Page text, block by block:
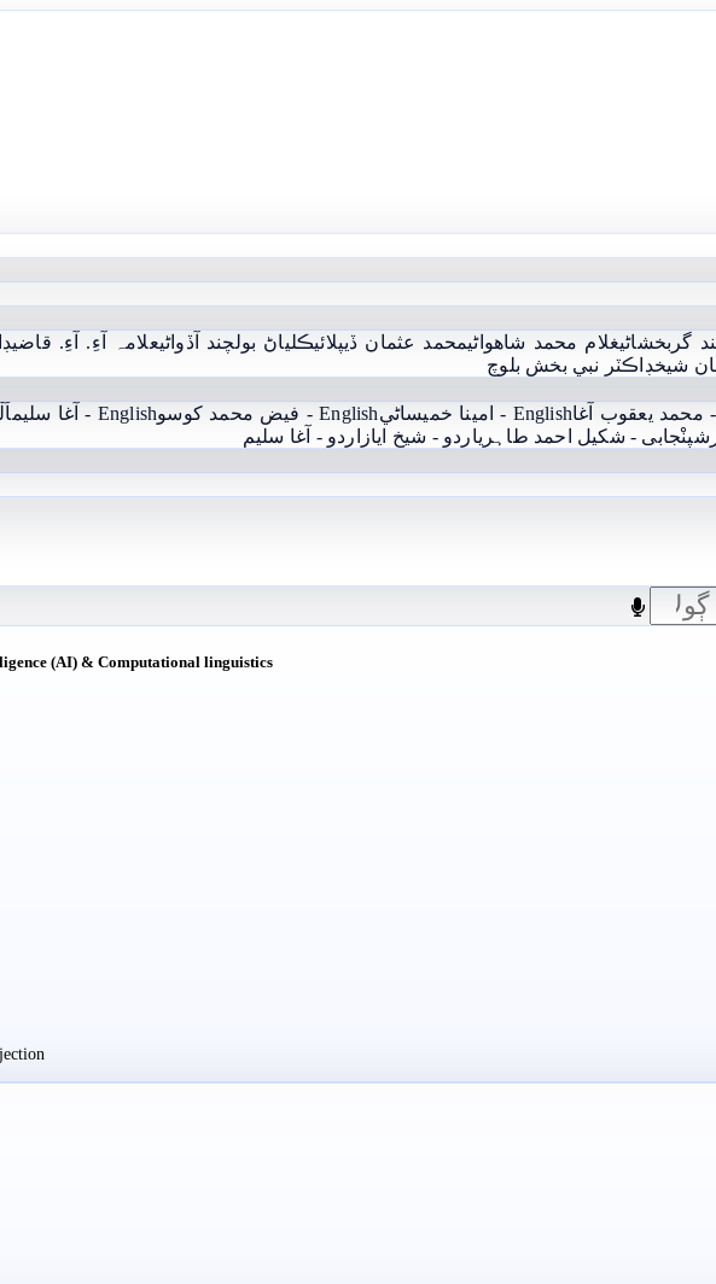
گربخشاڻيغلام محمد شاھواڻيمحمد عثمان ڏيپلائيڪلياڻ بولچند آڏواڻيعلامہ آءِ. آءِ. قاضي
شيخڊاڪٽر نبي بخش بلوچ
English - امينا خميساڻي English - فيض محمد کوسو English - آغا سليم
پنْجابی - شکیل احمد طاہریاردو - شيخ اياز اردو - آغا سليم
(AI) & Computational linguistics